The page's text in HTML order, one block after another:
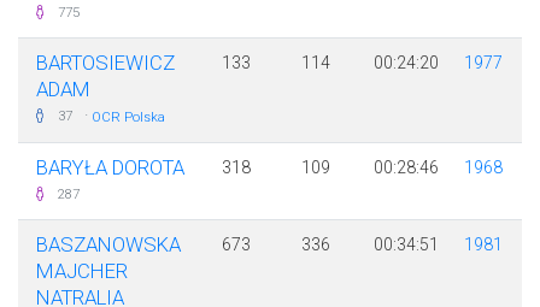
775
BARTOSIEWICZ
ADAM
37 · OCR Polska
133 114 00:24:20 1977
BARYŁA DOROTA
287
318 109 00:28:46 1968
BASZANOWSKA
MAJCHER
NATRALIA
673 336 00:34:51 1981